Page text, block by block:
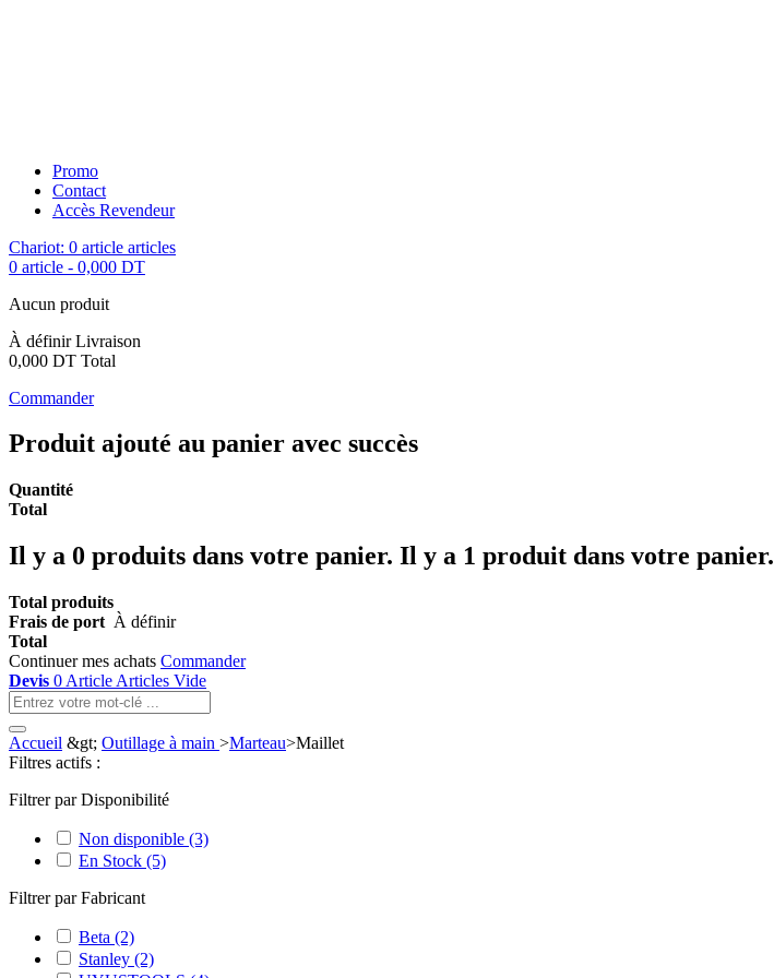
Promo
Contact
Accès Revendeur
Chariot: 0 article articles
0 article - 0,000 DT
Aucun produit
À définirLivraison
0,000 DT Total
Commander
Produit ajouté au panier avec succès
Quantité
Total
Il y a 0 produits dans votre panier. Il y a 1 produit dans votre panier.
Total produits
Frais de port À définir
Total
Continuer mes achats Commander
Devis 0 Article Articles Vide
Accueil &gt; Outillage à main >Marteau>Maillet
Filtres actifs :
Filtrer par Disponibilité
Non disponible (3)
En Stock (5)
Filtrer par Fabricant
Beta (2)
Stanley (2)